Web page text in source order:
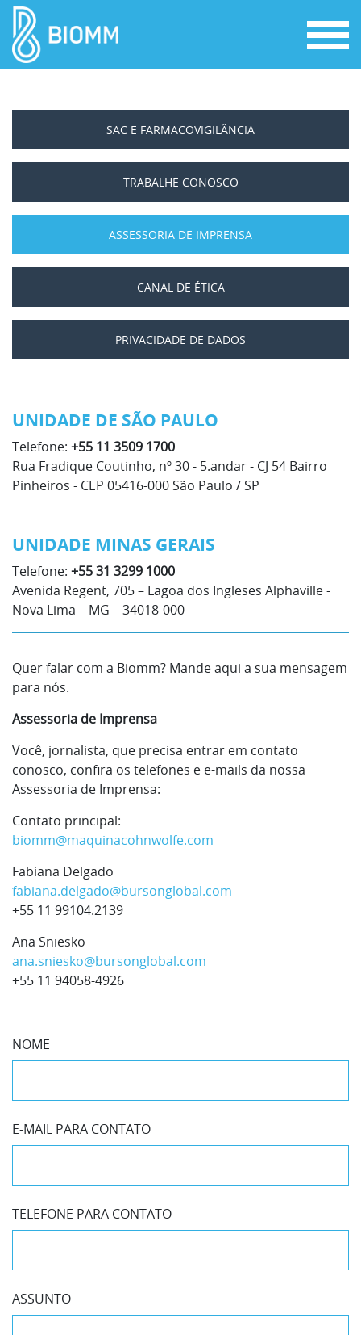
SAC E FARMACOVIGILÂNCIA
TRABALHE CONOSCO
ASSESSORIA DE IMPRENSA
CANAL DE ÉTICA
PRIVACIDADE DE DADOS
UNIDADE DE SÃO PAULO
Telefone: +55 11 3509 1700
Rua Fradique Coutinho, nº 30 - 5.andar - CJ 54 Bairro
Pinheiros - CEP 05416-000 São Paulo / SP
UNIDADE MINAS GERAIS
Telefone: +55 31 3299 1000
Avenida Regent, 705 – Lagoa dos Ingleses Alphaville -
Nova Lima – MG – 34018-000
Quer falar com a Biomm? Mande aqui a sua mensagem
para nós.
Assessoria de Imprensa
Você, jornalista, que precisa entrar em contato
conosco, confira os telefones e e-mails da nossa
Assessoria de Imprensa:
Contato principal:
biomm@maquinacohnwolfe.com
Fabiana Delgado
fabiana.delgado@bursonglobal.com
+55 11 99104.2139
Ana Sniesko
ana.sniesko@bursonglobal.com
+55 11 94058-4926
NOME
E-MAIL PARA CONTATO
TELEFONE PARA CONTATO
ASSUNTO